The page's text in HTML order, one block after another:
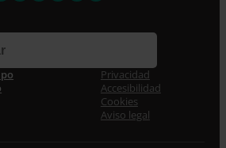
*
de Privacidad*
FE Y ALEGRÍA ESPAÑA
aportados en calidad de
Privacidad
Accesibilidad
Cookies
Aviso legal